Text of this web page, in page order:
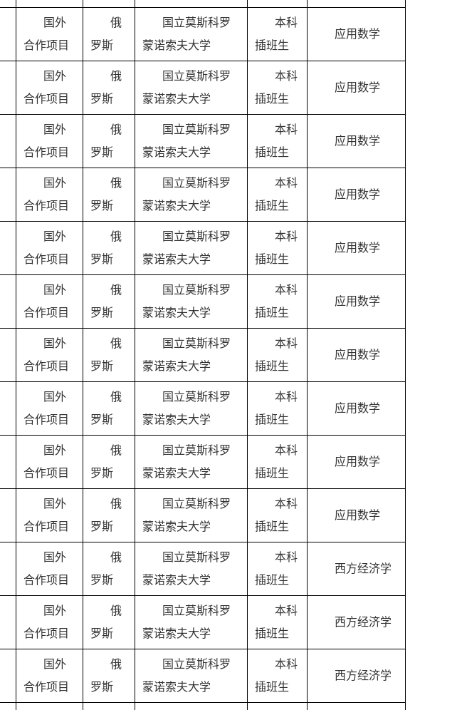
国外
合作项目
俄
罗斯
国立莫斯科罗
蒙诺索夫大学
本科
插班生
应用数学
国外
合作项目
俄
罗斯
国立莫斯科罗
蒙诺索夫大学
本科
插班生
应用数学
国外
合作项目
俄
罗斯
国立莫斯科罗
蒙诺索夫大学
本科
插班生
应用数学
国外
合作项目
俄
罗斯
国立莫斯科罗
蒙诺索夫大学
本科
插班生
应用数学
国外
合作项目
俄
罗斯
国立莫斯科罗
蒙诺索夫大学
本科
插班生
应用数学
国外
合作项目
俄
罗斯
国立莫斯科罗
蒙诺索夫大学
本科
插班生
应用数学
国外
合作项目
俄
罗斯
国立莫斯科罗
蒙诺索夫大学
本科
插班生
应用数学
国外
合作项目
俄
罗斯
国立莫斯科罗
蒙诺索夫大学
本科
插班生
应用数学
国外
合作项目
俄
罗斯
国立莫斯科罗
蒙诺索夫大学
本科
插班生
应用数学
国外
合作项目
俄
罗斯
国立莫斯科罗
蒙诺索夫大学
本科
插班生
应用数学
国外
合作项目
俄
罗斯
国立莫斯科罗
蒙诺索夫大学
本科
插班生
西方经济学
国外
合作项目
俄
罗斯
国立莫斯科罗
蒙诺索夫大学
本科
插班生
西方经济学
国外
合作项目
俄
罗斯
国立莫斯科罗
蒙诺索夫大学
本科
插班生
西方经济学